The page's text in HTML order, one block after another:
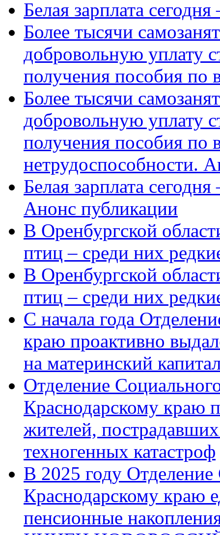
Белая зарплата
Более тысячи
добровольную уплату
получения пособия по
Более тысячи
добровольную уплату
получения пособия по
нетрудоспособности.
Белая зарплата
Анонс публикации
В Оренбургской
птиц – среди них
В Оренбургской
птиц – среди них
С начала года
краю проактивно
на материнский
Отделение
Краснодарскому краю
жителей,
техногенных катастроф
В 2025 году
Краснодарскому краю
пенсионные